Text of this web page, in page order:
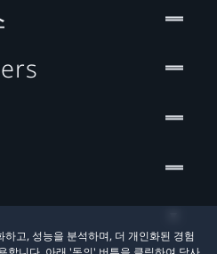
고, 성능을 분석하며, 더 개인화된 경험